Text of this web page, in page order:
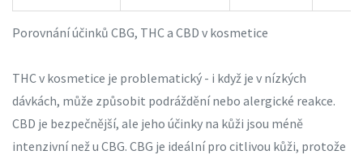
Porovnání účinků CBG, THC a CBD v kosmetice
THC v kosmetice je problematický - i když je v nízkých
dávkách, může způsobit podráždění nebo alergické reakce.
CBD je bezpečnější, ale jeho účinky na kůži jsou méně
intenzivní než u CBG. CBG je ideální pro citlivou kůži, protože